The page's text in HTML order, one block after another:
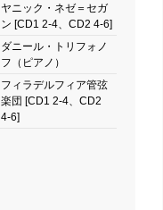
ヤニック・ネゼ＝セガ
ン [CD1 2-4、CD2 4-6]
ダニール・トリフォノ
フ（ピアノ）
フィラデルフィア管弦
楽団 [CD1 2-4、CD2
4-6]